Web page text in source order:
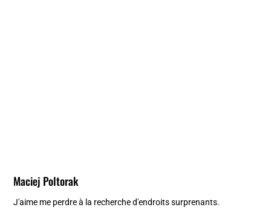
Maciej Poltorak
J'aime me perdre à la recherche d'endroits surprenants.